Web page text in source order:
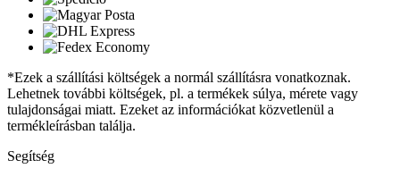
*Ezek a szállítási költségek a normál szállításra vonatkoznak.
Lehetnek további költségek, pl. a termékek súlya, mérete vagy
tulajdonságai miatt. Ezeket az információkat közvetlenül a
termékleírásban találja.
Segítség